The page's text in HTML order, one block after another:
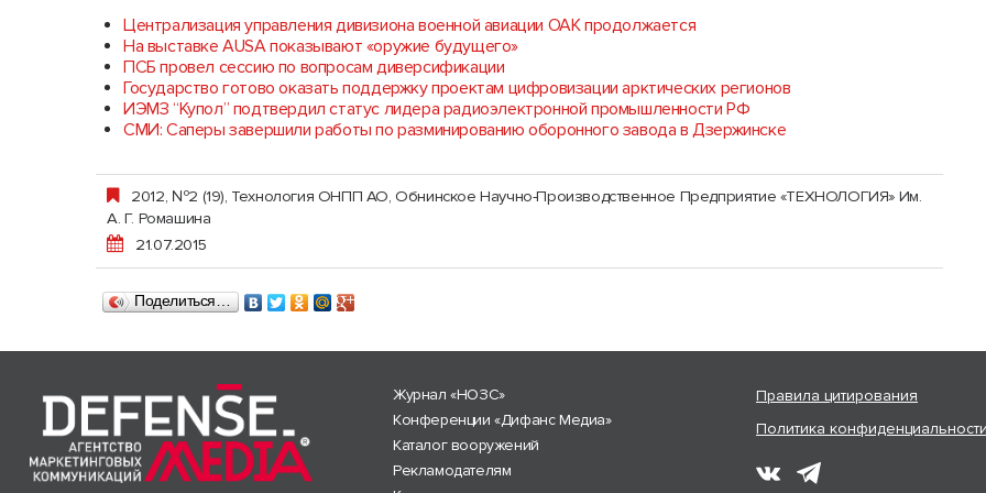
Централизация управления дивизиона военной авиации ОАК продолжается
На выставке AUSA показывают «оружие будущего»
ПСБ провел сессию по вопросам диверсификации
Государство готово оказать поддержку проектам цифровизации арктических регионов
ИЭМЗ “Купол” подтвердил статус лидера радиоэлектронной промышленности РФ
СМИ: Саперы завершили работы по разминированию оборонного завода в Дзержинске
2012, №2 (19), Технология ОНПП АО, Обнинское Научно-Производственное Предприятие «ТЕХНОЛОГИЯ» Им.
А. Г. Ромашина
21.07.2015
Поделиться…
Журнал «НОЗС»
Конференции «Дифанс Медиа»
Каталог вооружений
Рекламодателям
Правила цитирования
Политика